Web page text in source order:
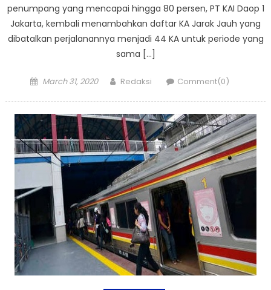
penumpang yang mencapai hingga 80 persen, PT KAI Daop 1
Jakarta, kembali menambahkan daftar KA Jarak Jauh yang
dibatalkan perjalanannya menjadi 44 KA untuk periode yang
sama […]
Posted
March 31, 2020 Author
Redaksi Comment(0)